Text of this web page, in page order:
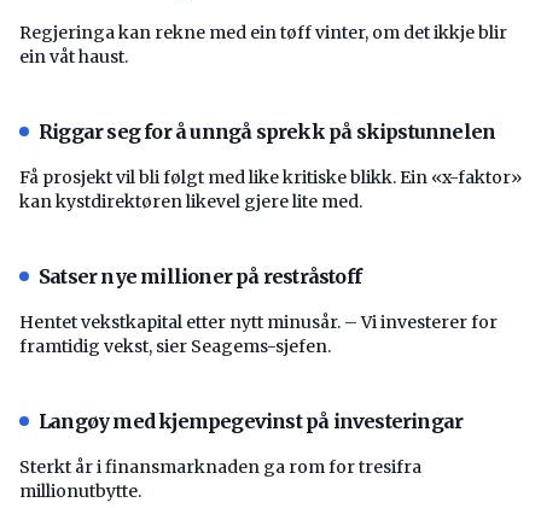
Regjeringa kan rekne med ein tøff vinter, om det ikkje blir
ein våt haust.
Riggar seg for å unngå sprekk på skipstunnelen
Få prosjekt vil bli følgt med like kritiske blikk. Ein «x-faktor»
kan kystdirektøren likevel gjere lite med.
Satser nye millioner på restråstoff
Hentet vekstkapital etter nytt minusår. – Vi investerer for
framtidig vekst, sier Seagems-sjefen.
Langøy med kjempegevinst på investeringar
Sterkt år i finansmarknaden ga rom for tresifra
millionutbytte.